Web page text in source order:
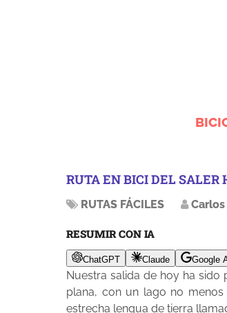
RUTA EN BICI DEL SALER
RUTAS FÁCILES
RESUMIR CON IA
ChatGPT Claude Google
Nuestra salida de hoy ha sido
plana, con un lago no
estrecha lengua de tierra